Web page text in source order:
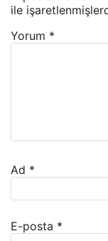
ile
Yorum *
Ad *
E-posta *